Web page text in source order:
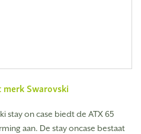
merkSwarovski
stay on case biedt de ATX 65
aan. De stay oncase bestaat